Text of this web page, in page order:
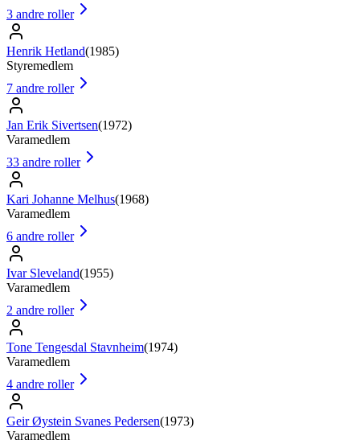
3 andre roller
Henrik Hetland(1985)
Styremedlem
7 andre roller
Jan Erik Sivertsen(1972)
Varamedlem
33 andre roller
Kari Johanne Melhus(1968)
Varamedlem
6 andre roller
Ivar Sleveland(1955)
Varamedlem
2 andre roller
Tone Tengesdal Stavnheim(1974)
Varamedlem
4 andre roller
Geir Øystein Svanes Pedersen(1973)
Varamedlem